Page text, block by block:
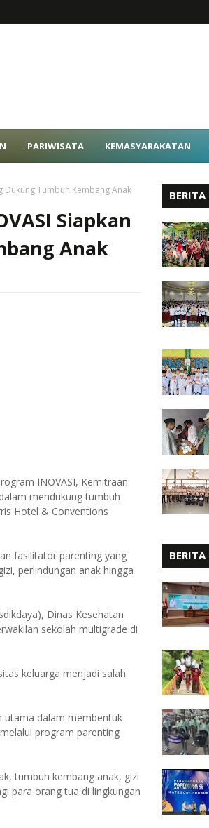
PARIWISATA KEMASYARAKATAN
Dukung Tumbuh Kembang Anak
Siapkan
Anak
INOVASI, Kemitraan
mendukung tumbuh
Hotel & Conventions
fasilitator parenting yang
perlindungan anak hingga
Dinas Kesehatan
sekolah multigrade di
keluarga menjadi salah
utama dalam membentuk
program parenting
tumbuh kembang anak, gizi
para orang tua di lingkungan
BERITA